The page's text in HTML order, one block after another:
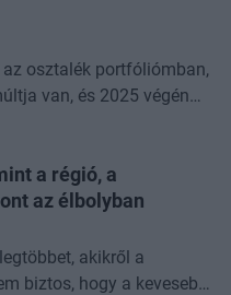
Az
osztalék portfóliómban,
van, és 2025 végén
a régió, a
az élbolyban
akikről a
biztos, hogy a kevesebb